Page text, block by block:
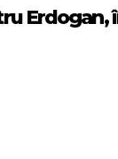
Erdogan,